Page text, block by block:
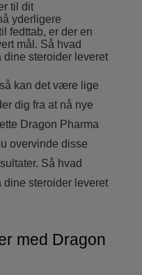
til dit
yderligere
fedttab, er der en
mål. Så hvad
dine steroider leveret
kan det være lige
dig fra at nå nye
Dragon Pharma
overvinde disse
Så hvad
dine steroider leveret
med Dragon